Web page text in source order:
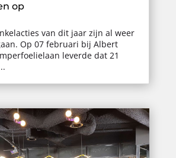
op
van dit jaar zijn al weer
Op 07 februari bij Albert
leverde dat 21